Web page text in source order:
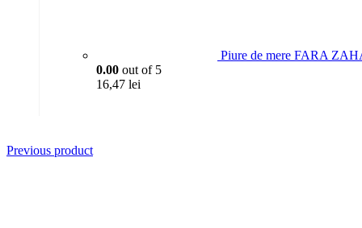
Piure de mere FARA
0.00 out of 5
16,47 lei
Previous product